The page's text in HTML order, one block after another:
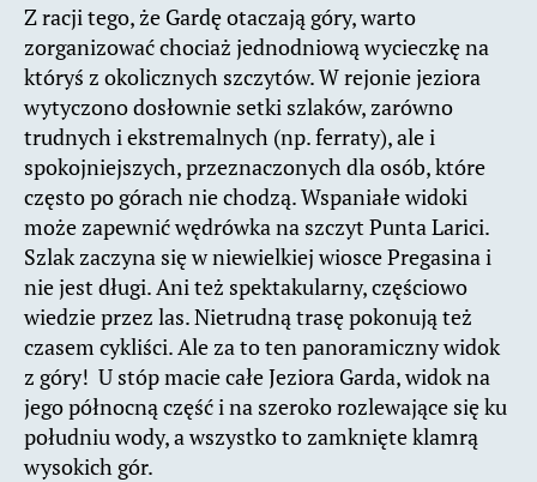
Z racji tego, że Gardę otaczają góry, warto
zorganizować chociaż jednodniową wycieczkę na
któryś z okolicznych szczytów. W rejonie jeziora
wytyczono dosłownie setki szlaków, zarówno
trudnych i ekstremalnych (np. ferraty), ale i
spokojniejszych, przeznaczonych dla osób, które
często po górach nie chodzą. Wspaniałe widoki
może zapewnić wędrówka na szczyt Punta Larici.
Szlak zaczyna się w niewielkiej wiosce Pregasina i
nie jest długi. Ani też spektakularny, częściowo
wiedzie przez las. Nietrudną trasę pokonują też
czasem cykliści. Ale za to ten panoramiczny widok
z góry! U stóp macie całe Jeziora Garda, widok na
jego północną część i na szeroko rozlewające się ku
południu wody, a wszystko to zamknięte klamrą
wysokich gór.